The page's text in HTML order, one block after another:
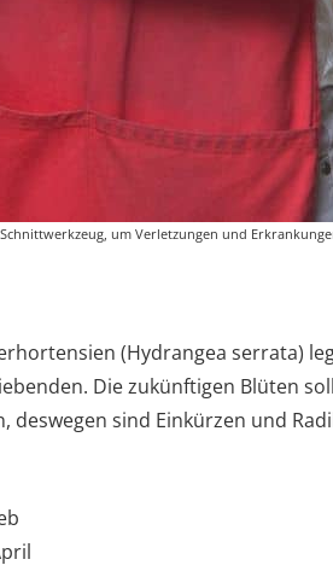
um Verletzungen und
(Hydrangea serrata)
Die zukünftigen Blüten
sind Einkürzen und